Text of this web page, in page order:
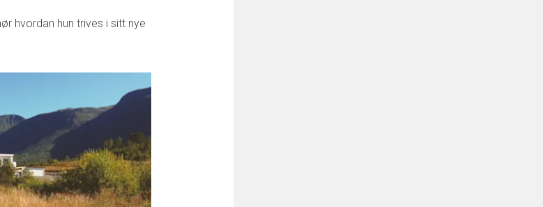
hvordan hun trives i sitt nye